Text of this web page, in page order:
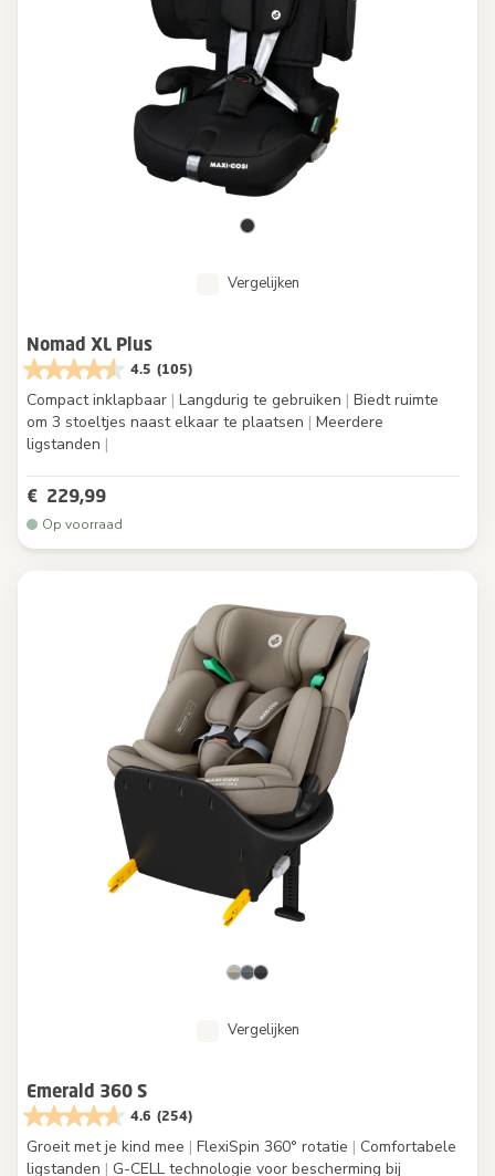
Vergelijken
Nomad XL Plus
4.5 (105)
Compact inklapbaar | Langdurig te gebruiken | Biedt ruimte
om 3 stoeltjes naast elkaar te plaatsen | Meerdere
ligstanden |
€ 229,99
Op voorraad
Vergelijken
Emerald 360 S
4.6 (254)
Groeit met je kind mee | FlexiSpin 360° rotatie | Comfortabele
ligstanden | G-CELL technologie voor bescherming bij